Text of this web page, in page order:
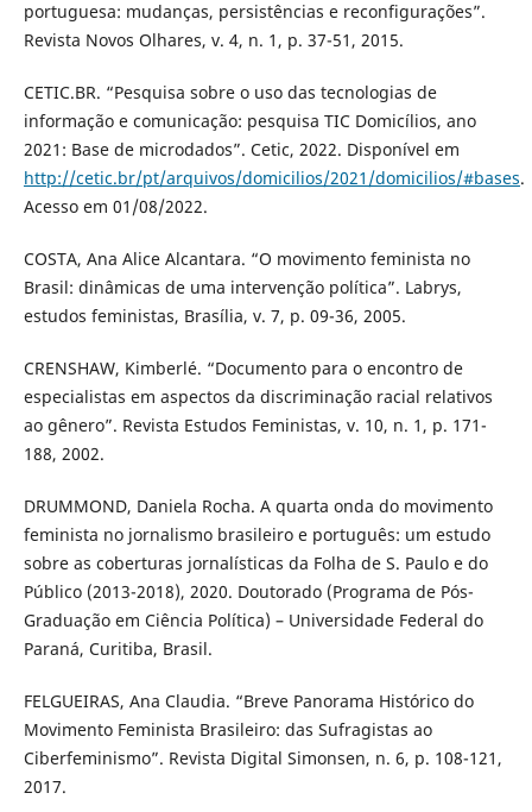
portuguesa: mudanças, persistências e reconfigurações”.
Revista Novos Olhares, v. 4, n. 1, p. 37-51, 2015.
CETIC.BR. “Pesquisa sobre o uso das tecnologias de
informação e comunicação: pesquisa TIC Domicílios, ano
2021: Base de microdados”. Cetic, 2022. Disponível em
http://cetic.br/pt/arquivos/domicilios/2021/domicilios/#bases.
Acesso em 01/08/2022.
COSTA, Ana Alice Alcantara. “O movimento feminista no
Brasil: dinâmicas de uma intervenção política”. Labrys,
estudos feministas, Brasília, v. 7, p. 09-36, 2005.
CRENSHAW, Kimberlé. “Documento para o encontro de
especialistas em aspectos da discriminação racial relativos
ao gênero”. Revista Estudos Feministas, v. 10, n. 1, p. 171-
188, 2002.
DRUMMOND, Daniela Rocha. A quarta onda do movimento
feminista no jornalismo brasileiro e português: um estudo
sobre as coberturas jornalísticas da Folha de S. Paulo e do
Público (2013-2018), 2020. Doutorado (Programa de Pós-
Graduação em Ciência Política) – Universidade Federal do
Paraná, Curitiba, Brasil.
FELGUEIRAS, Ana Claudia. “Breve Panorama Histórico do
Movimento Feminista Brasileiro: das Sufragistas ao
Ciberfeminismo”. Revista Digital Simonsen, n. 6, p. 108-121,
2017.